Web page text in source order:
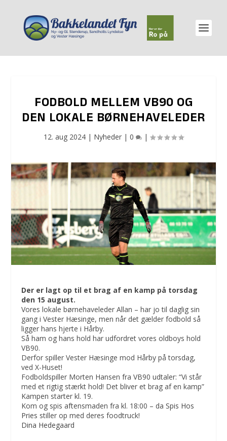
FODBOLD MELLEM VB90 OG
DEN LOKALE BØRNEHAVELEDER
12. aug 2024 | Nyheder | 0 |
Der er lagt op til et brag af en kamp på torsdag
den 15 august.
Vores lokale børnehaveleder Allan – har jo til daglig sin
gang i Vester Hæsinge, men når det gælder fodbold så
ligger hans hjerte i Hårby.
Så ham og hans hold har udfordret vores oldboys hold
VB90.
Derfor spiller Vester Hæsinge mod Hårby på torsdag,
ved X-Huset!
Fodboldspiller Morten Hansen fra VB90 udtaler: “Vi står
med et rigtig stærkt hold! Det bliver et brag af en kamp”
Kampen starter kl. 19.
Kom og spis aftensmaden fra kl. 18:00 – daSpis Hos
Pries stiller op med deres foodtruck!
Dina Hedegaard